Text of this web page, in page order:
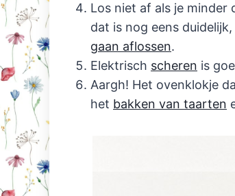
Los niet af als je minder
dat is nog eens
gaan aflossen.
Elektrisch scheren is
Aargh! Het ovenklokje
het bakken van taarten